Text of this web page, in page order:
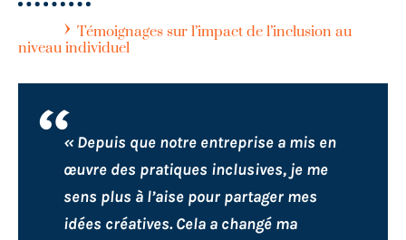
Témoignages sur l’impact de l’inclusion au
niveau individuel
« Depuis que notre entreprise a mis en
œuvre des pratiques inclusives, je me
sens plus à l’aise pour partager mes
idées créatives. Cela a changé ma